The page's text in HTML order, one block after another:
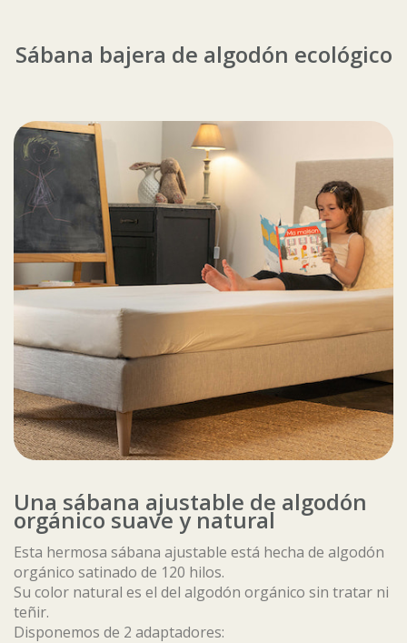
Sábana bajera de algodón ecológico
Una sábana ajustable de algodón
orgánico suave y natural
Esta hermosa sábana ajustable está hecha de algodón
orgánico satinado de 120 hilos.
Su color natural es el del algodón orgánico sin tratar ni
teñir.
Disponemos de 2 adaptadores: